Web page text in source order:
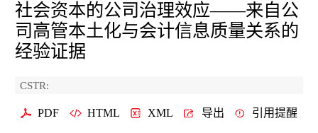
社会资本的公司治理效应——来自公
司高管本土化与会计信息质量关系的
经验证据
CSTR:
PDF HTML XML 导出 引用提醒